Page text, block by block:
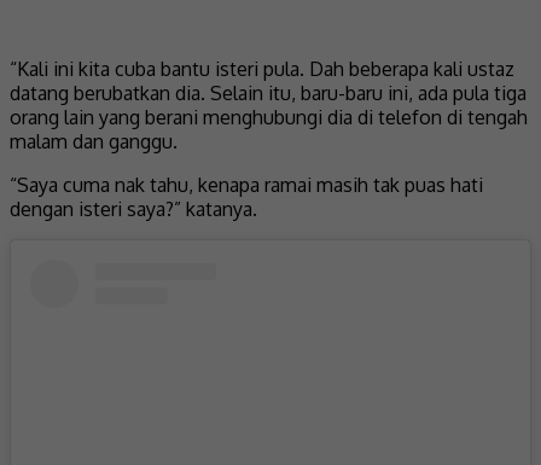
“Kali ini kita cuba bantu isteri pula. Dah beberapa kali ustaz
datang berubatkan dia. Selain itu, baru-baru ini, ada pula tiga
orang lain yang berani menghubungi dia di telefon di tengah
malam dan ganggu.
“Saya cuma nak tahu, kenapa ramai masih tak puas hati
dengan isteri saya?” katanya.